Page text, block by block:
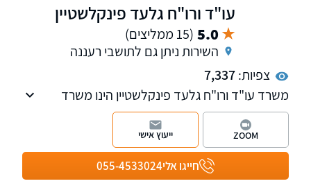
עו"ד ורו"ח גלעד פינקלשטיין
5.0 (15 ממליצים)
השירות ניתן גם לתושבי רעננה
צפיות:7,337
משרד עו"ד ורו"ח גלעד פינקלשטיין הינו משרד
בוטיק המלווה עסקים בכל היבטי המשפט המסחרי.
הכשרתו של עו"ד פינקלשטיין מחברת בין משפט
לפיננסים, תוך שילוב אסטרטגיות חשבונאיות
והערכות שווי בייעוץ המשפטי. בפגישת ייעוץ קצרה
תוכלו להתרשם.
חייגו אלי055-4533024
ZOOM ייעוץ אישי